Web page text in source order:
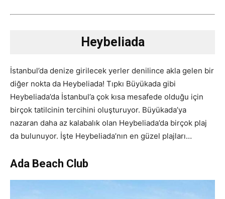
Heybeliada
İstanbul’da denize girilecek yerler denilince akla gelen bir
diğer nokta da Heybeliada! Tıpkı Büyükada gibi
Heybeliada’da İstanbul’a çok kısa mesafede olduğu için
birçok tatilcinin tercihini oluşturuyor. Büyükada’ya
nazaran daha az kalabalık olan Heybeliada’da birçok plaj
da bulunuyor. İşte Heybeliada’nın en güzel plajları…
Ada Beach Club